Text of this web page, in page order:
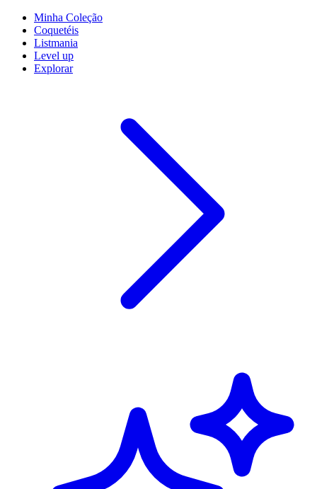
Minha Coleção
Coquetéis
Listmania
Level up
Explorar